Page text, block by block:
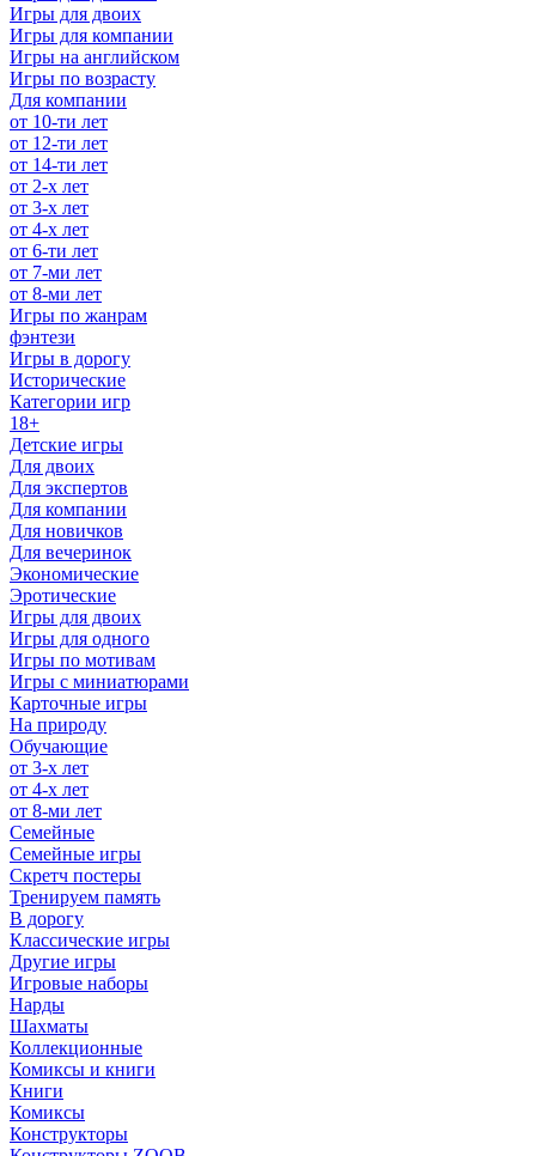
Игры для двоих
Игры для компании
Игры на английском
Игры по возрасту
Для компании
от 10-ти лет
от 12-ти лет
от 14-ти лет
от 2-х лет
от 3-х лет
от 4-х лет
от 6-ти лет
от 7-ми лет
от 8-ми лет
Игры по жанрам
фэнтези
Игры в дорогу
Исторические
Категории игр
18+
Детские игры
Для двоих
Для экспертов
Для компании
Для новичков
Для вечеринок
Экономические
Эротические
Игры для двоих
Игры для одного
Игры по мотивам
Игры с миниатюрами
Карточные игры
На природу
Обучающие
от 3-х лет
от 4-х лет
от 8-ми лет
Семейные
Семейные игры
Скретч постеры
Тренируем память
В дорогу
Классические игры
Другие игры
Игровые наборы
Нарды
Шахматы
Коллекционные
Комиксы и книги
Книги
Комиксы
Конструкторы